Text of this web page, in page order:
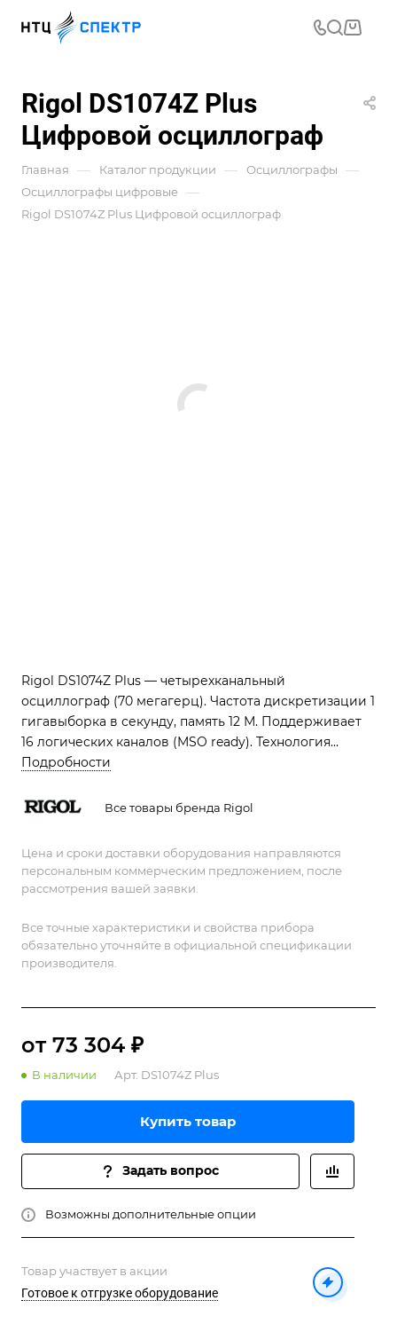
Rigol DS1074Z Plus
Цифровой осциллограф
Главная — Каталог продукции — Осциллографы —
Осциллографы цифровые —
Rigol DS1074Z Plus Цифровой осциллограф
Rigol DS1074Z Plus — четырехканальный
осциллограф (70 мегагерц). Частота дискретизации 1
гигавыборка в секунду, память 12 М. Поддерживает
16 логических каналов (MSO ready). Технология
Ultravision для анализа сложных сигналов.
Подробности
Все товары бренда Rigol
Цена и сроки доставки оборудования направляются
персональным коммерческим предложением, после
рассмотрения вашей заявки.
Все точные характеристики и свойства прибора
обязательно уточняйте в официальной спецификации
производителя.
от 73 304 ₽
В наличии Арт. DS1074Z Plus
Купить товар
Задать вопрос
Возможны дополнительные опции
Товар участвует в акции
Готовое к отгрузке оборудование